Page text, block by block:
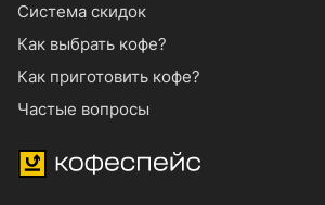
Система скидок
Как выбрать кофе?
Как приготовить кофе?
Частые вопросы